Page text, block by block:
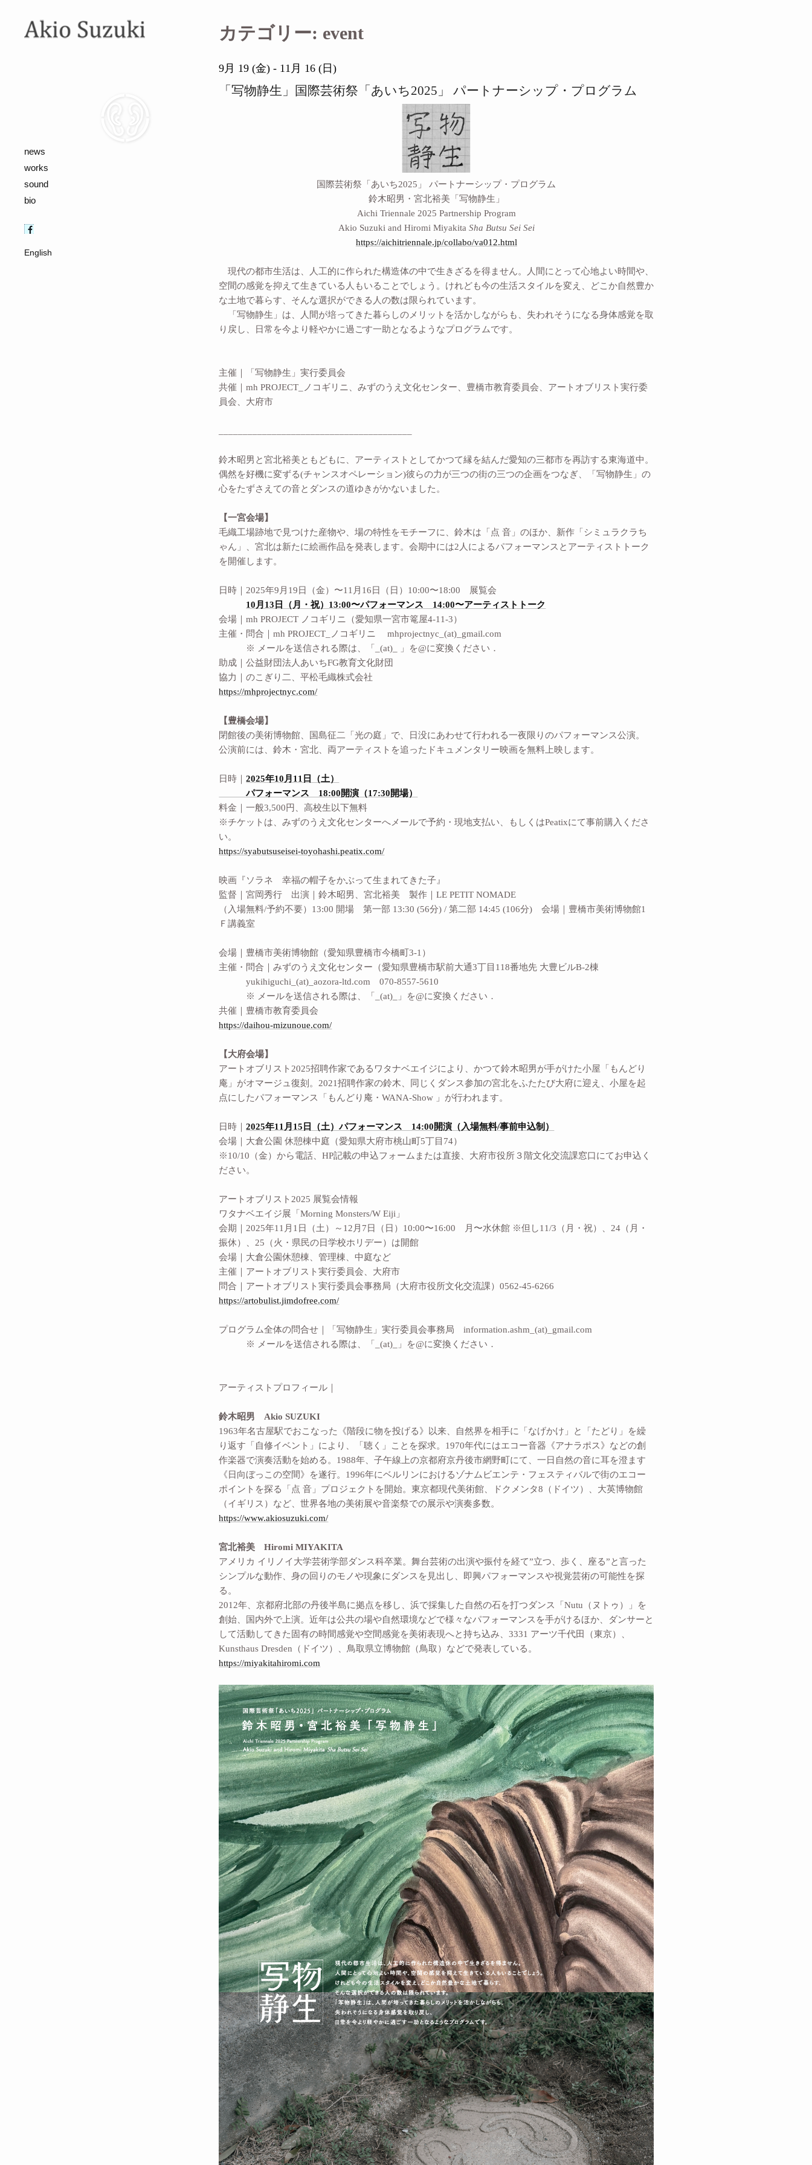
news
works
sound
bio
English
カテゴリー: event
9月 19 (金) - 11月 16 (日)
「写物静生」国際芸術祭「あいち2025」 パートナーシップ・プログラム
国際芸術祭「あいち2025」 パートナーシップ・プログラム
鈴木昭男・宮北裕美「写物静生」
Aichi Triennale 2025 Partnership Program
Akio Suzuki and Hiromi Miyakita Sha Butsu Sei Sei
https://aichitriennale.jp/collabo/va012.html
現代の都市生活は、人工的に作られた構造体の中で生きざるを得ません。人間にとって心地よい時間や、
空間の感覚を抑えて生きている人もいることでしょう。けれども今の生活スタイルを変え、どこか自然豊か
な土地で暮らす、そんな選択ができる人の数は限られています。
「写物静生」は、人間が培ってきた暮らしのメリットを活かしながらも、失われそうになる身体感覚を取
り戻し、日常を今より軽やかに過ごす一助となるようなプログラムです。
主催｜「写物静生」実行委員会
共催｜mh PROJECT_ノコギリニ、みずのうえ文化センター、豊橋市教育委員会、アートオブリスト実行委
員会、大府市
鈴木昭男と宮北裕美ともどもに、アーティストとしてかつて縁を結んだ愛知の三都市を再訪する東海道中。
偶然を好機に変ずる(チャンスオペレーション)彼らの力が三つの街の三つの企画をつなぎ、「写物静生」の
心をたずさえての音とダンスの道ゆきがかないました。
【一宮会場】
毛織工場跡地で見つけた産物や、場の特性をモチーフに、鈴木は「点 音」のほか、新作「シミュラクラち
ゃん」、宮北は新たに絵画作品を発表します。会期中には2人によるパフォーマンスとアーティストトーク
を開催します。
日時｜2025年9月19日（金）〜11月16日（日）10:00〜18:00 展覧会
10月13日（月・祝）13:00〜パフォーマンス 14:00〜アーティストトーク
会場｜mh PROJECT ノコギリニ（愛知県一宮市篭屋4-11-3）
主催・問合｜mh PROJECT_ノコギリニ mhprojectnyc_(at)_gmail.com
※ メールを送信される際は、「_(at)_ 」を@に変換ください．
助成｜公益財団法人あいちFG教育文化財団
協力｜のこぎり二、平松毛織株式会社
https://mhprojectnyc.com/
【豊橋会場】
閉館後の美術博物館、国島征二「光の庭」で、日没にあわせて行われる一夜限りのパフォーマンス公演。
公演前には、鈴木・宮北、両アーティストを追ったドキュメンタリー映画を無料上映します。
日時｜2025年10月11日（土）
パフォーマンス 18:00開演（17:30開場）
料金｜一般3,500円、高校生以下無料
※チケットは、みずのうえ文化センターへメールで予約・現地支払い、もしくはPeatixにて事前購入くださ
い。
https://syabutsuseisei-toyohashi.peatix.com/
映画『ソラネ 幸福の帽子をかぶって生まれてきた子』
監督｜宮岡秀行 出演｜鈴木昭男、宮北裕美 製作｜LE PETIT NOMADE
（入場無料/予約不要）13:00 開場 第一部 13:30 (56分) / 第二部 14:45 (106分) 会場｜豊橋市美術博物館1
Ｆ講義室
会場｜豊橋市美術博物館（愛知県豊橋市今橋町3-1）
主催・問合｜みずのうえ文化センター（愛知県豊橋市駅前大通3丁目118番地先 大豊ビルB-2棟
yukihiguchi_(at)_aozora-ltd.com 070-8557-5610
※ メールを送信される際は、「_(at)_」を@に変換ください．
共催｜豊橋市教育委員会
https://daihou-mizunoue.com/
【大府会場】
アートオブリスト2025招聘作家であるワタナベエイジにより、かつて鈴木昭男が手がけた小屋「もんどり
庵」がオマージュ復刻。2021招聘作家の鈴木、同じくダンス参加の宮北をふたたび大府に迎え、小屋を起
点にしたパフォーマンス「もんどり庵・WANA-Show 」が行われます。
日時｜2025年11月15日（土）パフォーマンス 14:00開演（入場無料/事前申込制）
会場｜大倉公園 休憩棟中庭（愛知県大府市桃山町5丁目74）
※10/10（金）から電話、HP記載の申込フォームまたは直接、大府市役所３階文化交流課窓口にてお申込く
ださい。
アートオブリスト2025 展覧会情報
ワタナベエイジ展「Morning Monsters/W Eiji」
会期｜2025年11月1日（土）～12月7日（日）10:00〜16:00 月〜水休館 ※但し11/3（月・祝）、24（月・
振休）、25（火・県民の日学校ホリデー）は開館
会場｜大倉公園休憩棟、管理棟、中庭など
主催｜アートオブリスト実行委員会、大府市
問合｜アートオブリスト実⾏委員会事務局（⼤府市役所⽂化交流課）0562-45-6266
https://artobulist.jimdofree.com/
プログラム全体の問合せ｜「写物静生」実行委員会事務局 information.ashm_(at)_gmail.com
※ メールを送信される際は、「_(at)_」を@に変換ください．
アーティストプロフィール｜
鈴木昭男 Akio SUZUKI
1963年名古屋駅でおこなった《階段に物を投げる》以来、自然界を相手に「なげかけ」と「たどり」を繰
り返す「自修イベント」により、「聴く」ことを探求。1970年代にはエコー音器《アナラポス》などの創
作楽器で演奏活動を始める。1988年、子午線上の京都府京丹後市網野町にて、一日自然の音に耳を澄ます
《日向ぼっこの空間》を遂行。1996年にベルリンにおけるゾナムビエンテ・フェスティバルで街のエコー
ポイントを探る「点 音」プロジェクトを開始。東京都現代美術館、ドクメンタ8（ドイツ）、大英博物館
（イギリス）など、世界各地の美術展や音楽祭での展示や演奏多数。
https://www.akiosuzuki.com/
宮北裕美 Hiromi MIYAKITA
アメリカ イリノイ大学芸術学部ダンス科卒業。舞台芸術の出演や振付を経て”立つ、歩く、座る”と言った
シンプルな動作、身の回りのモノや現象にダンスを見出し、即興パフォーマンスや視覚芸術の可能性を探
る。
2012年、京都府北部の丹後半島に拠点を移し、浜で採集した自然の石を打つダンス「Nutu（ヌトゥ）」を
創始、国内外で上演。近年は公共の場や自然環境などで様々なパフォーマンスを手がけるほか、ダンサーと
して活動してきた固有の時間感覚や空間感覚を美術表現へと持ち込み、3331 アーツ千代田（東京）、
Kunsthaus Dresden（ドイツ）、鳥取県立博物館（鳥取）などで発表している。
https://miyakitahiromi.com